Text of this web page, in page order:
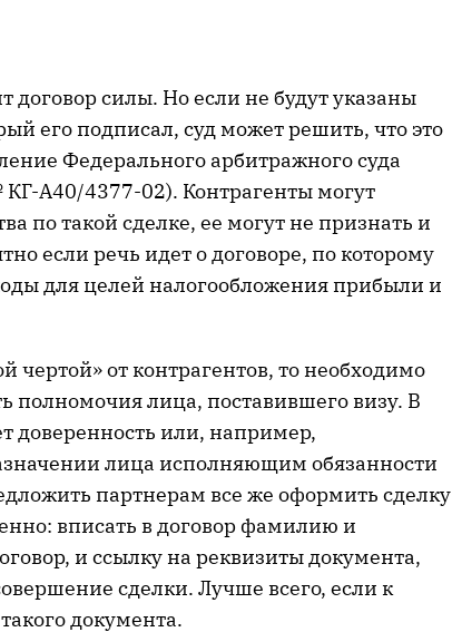
договор силы. Но если не будут указаны
его подписал, суд может решить, что это
Федерального арбитражного суда
КГ-А40/4377-02). Контрагенты могут
по такой сделке, ее могут не признать и
если речь идет о договоре, по которому
для целей налогообложения прибыли и
чертой» от контрагентов, то необходимо
полномочия лица, поставившего визу. В
доверенность или, например,
лица исполняющим обязанности
партнерам все же оформить сделку
вписать в договор фамилию и
и ссылку на реквизиты документа,
сделки. Лучше всего, если к
документа.